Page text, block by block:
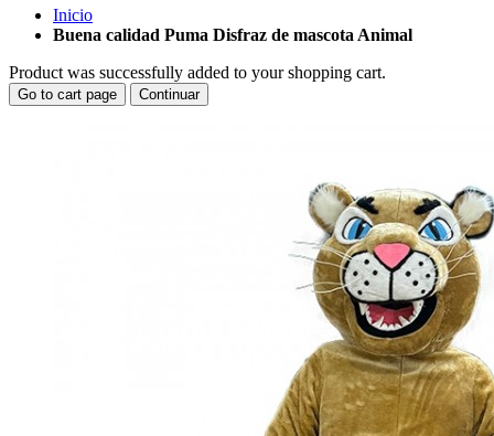
Inicio
Buena calidad Puma Disfraz de mascota Animal
Product was successfully added to your shopping cart.
Go to cart page Continuar